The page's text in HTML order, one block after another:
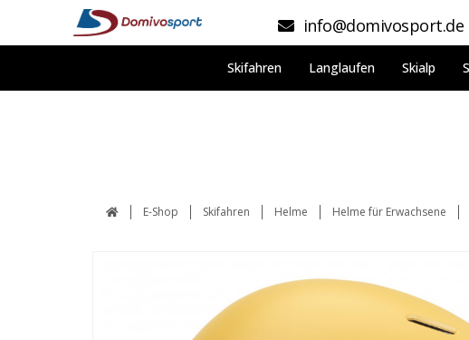
info@domivosport.de
Skifahren Langlaufen Skialp
E-Shop Skifahren Helme Helme für Erwachsene